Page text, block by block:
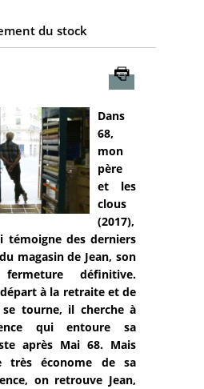
du stock
Dans
68,
mon
père
et les
clous
(2017),
témoigne des derniers
magasin de Jean, son
définitive.
à la retraite et de
tourne, il cherche à
qui entoure sa
après Mai 68. Mais
très économe de sa
on retrouve Jean,